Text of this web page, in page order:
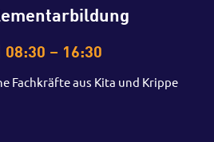
– 16:30
Fachkräfte aus Kita und Krippe